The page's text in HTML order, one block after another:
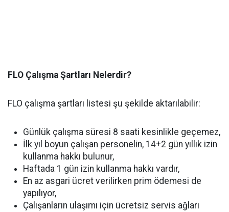
FLO Çalışma Şartları Nelerdir?
FLO çalışma şartları listesi şu şekilde aktarılabilir:
Günlük çalışma süresi 8 saati kesinlikle geçemez,
İlk yıl boyun çalışan personelin, 14+2 gün yıllık izin
kullanma hakkı bulunur,
Haftada 1 gün izin kullanma hakkı vardır,
En az asgari ücret verilirken prim ödemesi de
yapılıyor,
Çalışanların ulaşımı için ücretsiz servis ağları